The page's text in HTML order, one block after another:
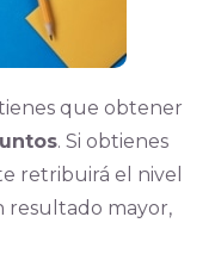
que obtener
. Si obtienes
retribuirá el nivel
resultado mayor,